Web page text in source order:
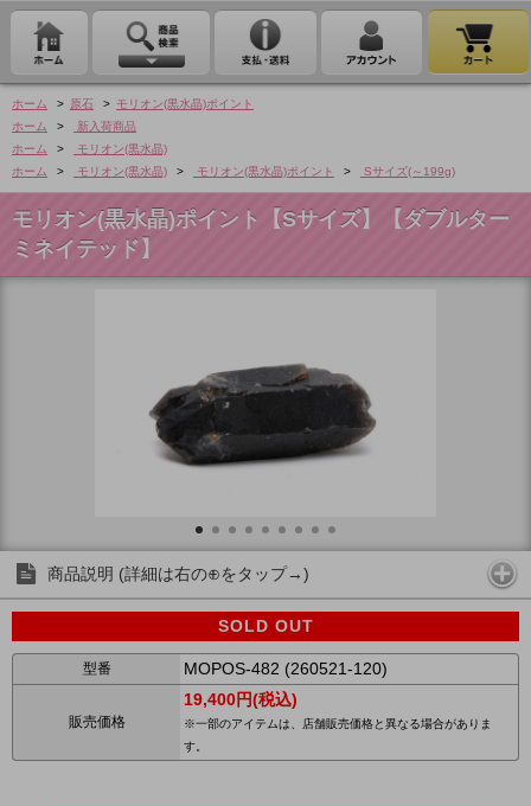
ホーム > 原石 > モリオン(黒水晶)ポイント
ホーム
>
新入荷商品
ホーム
>
モリオン(黒水晶)
ホーム
> モリオン(黒水晶) > モリオン(黒水晶)ポイント > Sサイズ(～199g)
モリオン(黒水晶)ポイント【Sサイズ】【ダブルター
ミネイテッド】
商品説明 (詳細は右の⊕をタップ→)
SOLD OUT
型番 MOPOS-482 (260521-120)
販売価格
19,400円(税込)
※一部のアイテムは、店舗販売価格と異なる場合がありま
す。